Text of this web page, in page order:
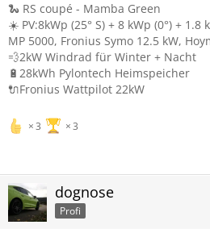
🐍 RS coupé - Mamba Green
☀️ PV:8kWp (25° S) + 8 kWp (0°) + 1.8
MP 5000, Fronius Symo 12.5 kW,
💨2kW Windrad für Winter + Nacht
🔋28kWh Pylontech Heimspeicher
🔌Fronius Wattpilot 22kW
3 3
dognose
Profi